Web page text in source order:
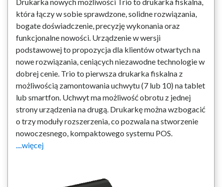
która łączy w sobie sprawdzone, solidne rozwiązania,
bogate doświadczenie, precyzję wykonania oraz
funkcjonalne nowości. Urządzenie w wersji
podstawowej to propozycja dla klientów otwartych na
nowe rozwiązania, ceniących niezawodne technologie w
dobrej cenie. Trio to pierwsza drukarka fiskalna z
możliwością zamontowania uchwytu (7 lub 10) na tablet
lub smartfon. Uchwyt ma możliwość obrotu z jednej
strony urządzenia na drugą. Drukarkę można wzbogacić
o trzy moduły rozszerzenia, co pozwala na stworzenie
nowoczesnego, kompaktowego systemu POS.
....więcej